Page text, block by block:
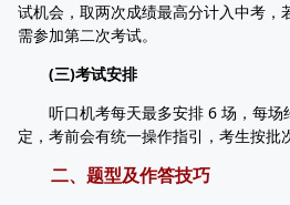
试机会，取两次成绩最高分计入中考，
需参加第二次考试。
(三)考试安排
听口机考每天最多安排 6 场，每场
定，考前会有统一操作指引，考生按批
二、题型及作答技巧